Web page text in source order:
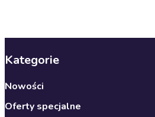
Kategorie
Nowości
Oferty specjalne